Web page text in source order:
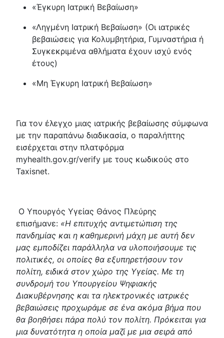
«Έγκυρη Ιατρική Βεβαίωση»
«Ληγμένη Ιατρική Βεβαίωση» (Οι ιατρικές
βεβαιώσεις για Κολυμβητήρια, Γυμναστήρια ή
Συγκεκριμένα αθλήματα έχουν ισχύ ενός
έτους)
«Μη Έγκυρη Ιατρική Βεβαίωση»
Για τον έλεγχο μιας ιατρικής βεβαίωσης σύμφωνα
με την παραπάνω διαδικασία, ο παραλήπτης
εισέρχεται στην πλατφόρμα
myhealth.gov.gr/verify με τους κωδικούς στο
Taxisnet.
Ο Υπουργός Υγείας Θάνος Πλεύρης
επισήμανε: «Η επιτυχής αντιμετώπιση της
πανδημίας και η καθημερινή μάχη με αυτή δεν
μας εμποδίζει παράλληλα να υλοποιήσουμε τις
πολιτικές, οι οποίες θα εξυπηρετήσουν τον
πολίτη, ειδικά στον χώρο της Υγείας. Με τη
συνδρομή του Υπουργείου Ψηφιακής
Διακυβέρνησης και τα ηλεκτρονικές ιατρικές
βεβαιώσεις προχωράμε σε ένα ακόμα βήμα που
θα βοηθήσει πάρα πολύ τον πολίτη. Πρόκειται για
μια δυνατότητα η οποία μαζί με μια σειρά από